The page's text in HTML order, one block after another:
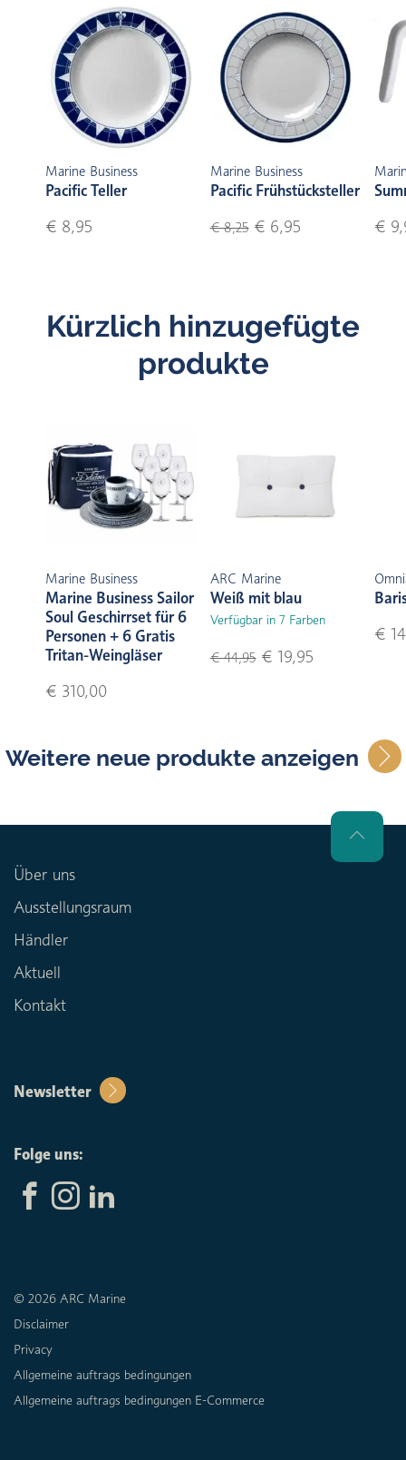
Marine Business
Pacific Teller
€ 8,95
Marine Business
Pacific Frühstücksteller
€ 8,25€ 6,95
€
Kürzlich hinzugefügte
produkte
Marine Business
Marine Business Sailor
Soul Geschirrset für 6
Personen + 6 Gratis
Tritan-Weingläser
€ 310,00
ARC Marine
Weiß mit blau
Verfügbar in 7 Farben
€ 44,95€ 19,95
€
Weitere neue produkte anzeigen
Über uns
Ausstellungsraum
Händler
Aktuell
Kontakt
Newsletter
Folge uns:
© 2026 ARC Marine
Disclaimer
Privacy
Allgemeine auftrags bedingungen
Allgemeine auftrags bedingungen E-Commerce